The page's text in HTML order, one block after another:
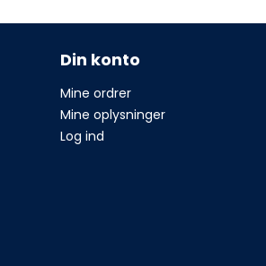
Din konto
Mine ordrer
Mine oplysninger
Log ind